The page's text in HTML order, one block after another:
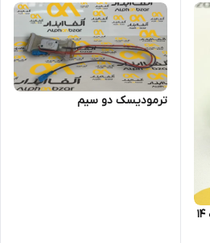
برد مبدل ولتاژ DC-DC کاهنده ۱۴
ترمودیسک دو سیم